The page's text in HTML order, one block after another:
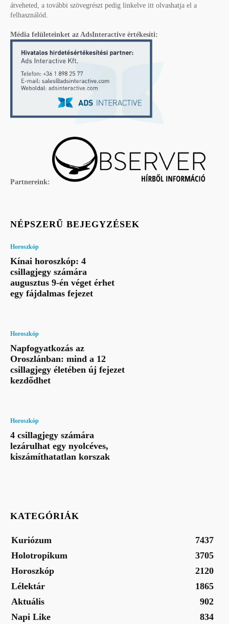
átveheted, a további szövegrészt pedig linkelve itt olvashatja el a
felhasználód.
Média felületeinket az AdsInteractive értékesíti:
Partnereink:
NÉPSZERŰ BEJEGYZÉSEK
Horoszkóp
Kínai horoszkóp: 4
csillagjegy számára
augusztus 9-én véget érhet
egy fájdalmas fejezet
Horoszkóp
Napfogyatkozás az
Oroszlánban: mind a 12
csillagjegy életében új fejezet
kezdődhet
Horoszkóp
4 csillagjegy számára
lezárulhat egy nyolcéves,
kiszámíthatatlan korszak
KATEGÓRIÁK
Kuriózum
7437
Holotropikum
3705
Horoszkóp
2120
Lélektár
1865
Aktuális
902
Napi Like
834